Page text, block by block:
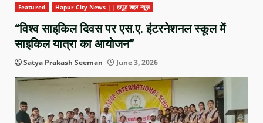
Featured Hapur City News || हापुड़ शहर न्यूज़
“विश्व साइकिल दिवस पर एस.ए. इंटरनेशनल स्कूल में
साइकिल यात्रा का आयोजन”
Satya Prakash Seeman June 3, 2026